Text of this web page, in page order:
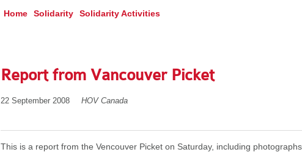
Home Solidarity Solidarity Activities
Report from Vancouver Picket
22 September 2008 HOV Canada
This is a report from the Vencouver Picket on Saturday, including